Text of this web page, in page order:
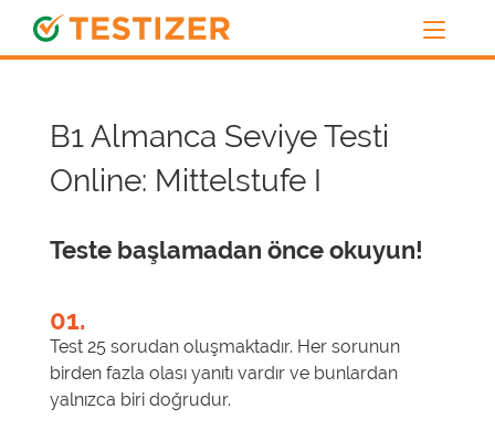
B1 Almanca Seviye Testi
Online: Mittelstufe I
Teste başlamadan önce okuyun!
01.
Test 25 sorudan oluşmaktadır. Her sorunun
birden fazla olası yanıtı vardır ve bunlardan
yalnızca biri doğrudur.